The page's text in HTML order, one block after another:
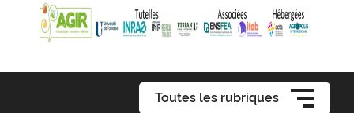
Toutes les rubriques